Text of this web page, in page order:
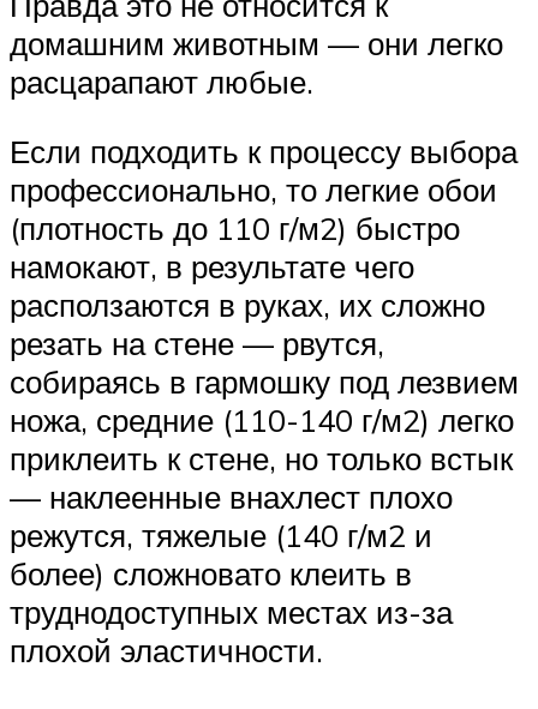
домашним животным — они легко
расцарапают любые.
Если подходить к процессу выбора
профессионально, то легкие обои
(плотность до 110 г/м2) быстро
намокают, в результате чего
расползаются в руках, их сложно
резать на стене — рвутся,
собираясь в гармошку под лезвием
ножа, средние (110-140 г/м2) легко
приклеить к стене, но только встык
— наклеенные внахлест плохо
режутся, тяжелые (140 г/м2 и
более) сложновато клеить в
труднодоступных местах из-за
плохой эластичности.